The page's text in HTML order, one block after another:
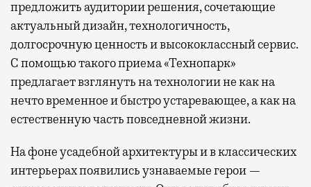
предложить аудитории решения, сочетающие
актуальный дизайн, технологичность,
долгосрочную ценность и высококлассный сервис.
С помощью такого приема «Технопарк»
предлагает взглянуть на технологии не как на
нечто временное и быстро устаревающее, а как на
естественную часть повседневной жизни.
На фоне усадебной архитектуры и в классических
интерьерах появились узнаваемые герои —